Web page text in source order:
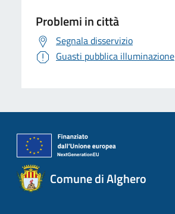
Problemi in città
Segnala disservizio
Guasti pubblica illuminazione
Comune di Alghero